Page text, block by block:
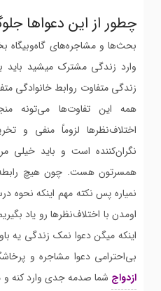
چطور از این دعواها
بحث‌ها و مشاجره‌های
وارد زندگی مشترک میشید
زندگی متفاوت روابط خانوادگی
همه این تفاوت‌ها می‌تونه
اختلاف‌نظرها لزوماً منفی و
نگران‌کننده است و باید خیلی
همسرتون هست. چون هیچ
نمیاره پس نکته مهم اینکه نحوه
اومدن با اختلاف‌نظرها رو یاد
اینکه میگن دعوا نمک زندگی یه
بی‌احترامی دعوا مشاجره و
ازدواج شما صدمه جدی وارد کنه و